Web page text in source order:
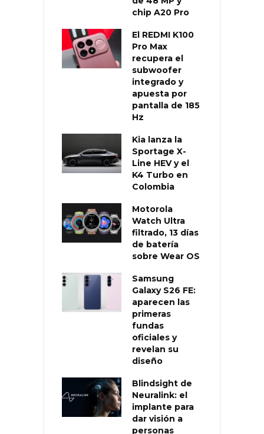
chip A20 Pro
El REDMI K100
Pro Max
recupera el
subwoofer
integrado y
apuesta por
pantalla de 185
Hz
Kia lanza la
Sportage X-
Line HEV y el
K4 Turbo en
Colombia
Motorola
Watch Ultra
filtrado, 13 días
de batería
sobre Wear OS
Samsung
Galaxy S26 FE:
aparecen las
primeras
fundas
oficiales y
revelan su
diseño
Blindsight de
Neuralink: el
implante para
dar visión a
personas